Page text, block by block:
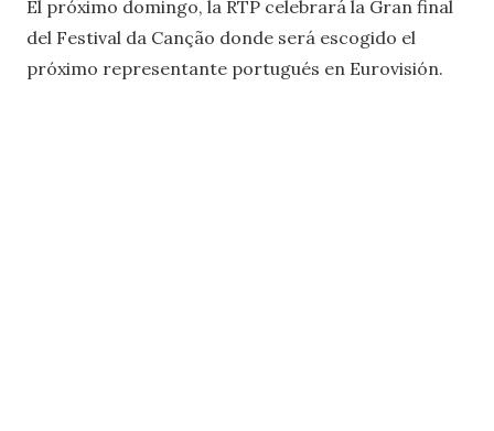
El próximo domingo, la RTP celebrará la Gran final
del Festival da Canção donde será escogido el
próximo representante portugués en Eurovisión.